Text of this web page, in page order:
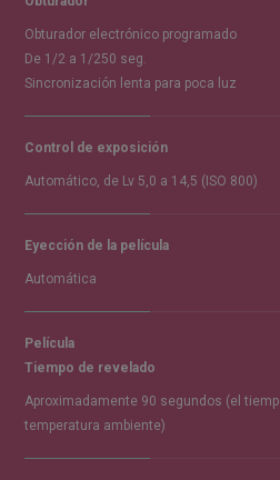
Obturador electrónico programado
De 1/2 a 1/250 seg.
Sincronización lenta para poca luz
Control de exposición
Automático, de Lv 5,0 a 14,5 (ISO 800)
Eyección de la película
Automática
Película
Tiempo de revelado
Aproximadamente 90 segundos (el
temperatura ambiente)